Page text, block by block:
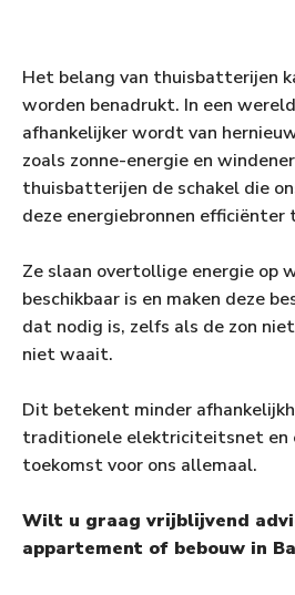
Het belang van thuisbatterijen
worden benadrukt. In een
afhankelijker wordt van
zoals zonne-energie en
thuisbatterijen de schakel die
deze energiebronnen
Ze slaan overtollige energie op
beschikbaar is en maken deze
dat nodig is, zelfs als de zon
niet waait.
Dit betekent minder
traditionele elektriciteitsnet en
toekomst voor ons allemaal.
Wilt u graag vrijblijvend
appartement of bebouw in